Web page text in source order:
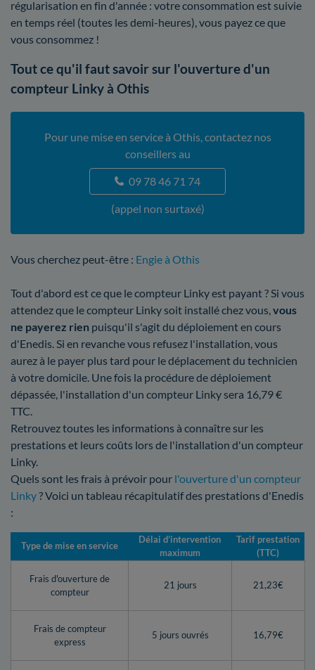
régularisation en fin d'année : votre consommation est suivie
en temps réel (toutes les demi-heures), vous payez ce que
vous consommez !
Tout ce qu'il faut savoir sur l'ouverture d'un
compteur Linky à Othis
Pour une mise en service à Othis, contactez nos
conseillers au
09 78 46 71 74
(appel non surtaxé)
Vous cherchez peut-être : Engie à Othis
Tout d'abord est ce que le compteur Linky est payant ? Si vous
attendez que le compteur Linky soit installé chez vous,vous
ne payerez rien puisqu'il s'agit du déploiement en cours
d'Enedis. Si en revanche vous refusez l'installation, vous
aurez à le payer plus tard pour le déplacement du technicien
à votre domicile. Une fois la procédure de déploiement
dépassée, l'installation d'un compteur Linky sera 16,79 €
TTC.
Retrouvez toutes les informations à connaître sur les
prestations et leurs coûts lors de l'installation d'un compteur
Linky.
Quels sont les frais à prévoir pour l'ouverture d'un compteur
Linky? Voici un tableau récapitulatif des prestations d'Enedis
:
Type de mise en service
Délai d’intervention
maximum
Tarif prestation
(TTC)
Frais d'ouverture de
compteur
21 jours 21,23€
Frais de compteur
express
5 jours ouvrés 16,79€